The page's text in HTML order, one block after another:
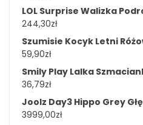
LOL Surprise Walizka
244,30zł
Szumisie Kocyk Letni
59,90zł
Smily Play Lalka
36,79zł
Joolz Day3 Hippo Grey
3999,00zł